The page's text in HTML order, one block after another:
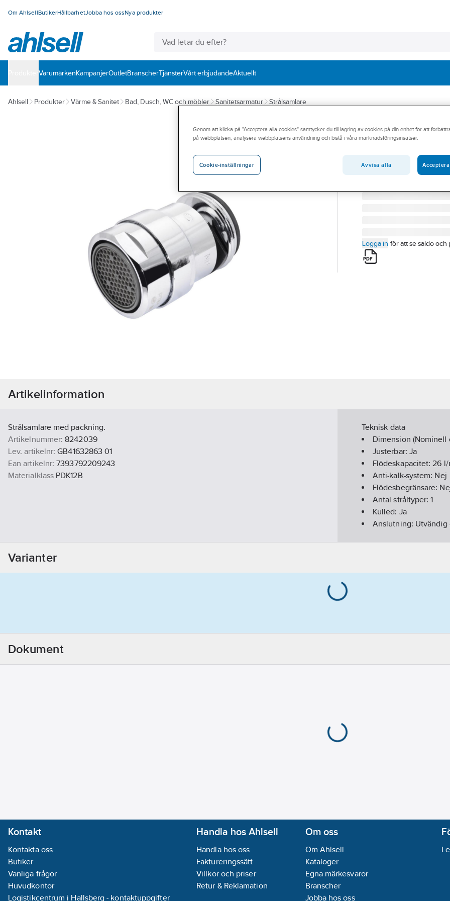
Om AhlsellButikerHållbarhetJobba hos ossNya produkter
VarumärkenKampanjerOutletBranscherTjänsterVårt erbjudandeAktuellt
Ahlsell Produkter Värme & Sanitet Bad, Dusch, WC och möbler Sanitetsarmatur Strålsamlare
GUSTAVSBERG
Strålsamlare.
VA 632863-01
Artikelnummer:
8242039
GB41632863
Logga in för att se saldo och
Artikelinformation
Strålsamlare med packning.
Artikelnummer: 8242039
Lev. artikelnr: GB41632863 01
Ean artikelnr: 7393792209243
Materialklass PDK12B
Teknisk data
Dimension (Nominell
Justerbar: Ja
Flödeskapacitet:26 l/
Anti-kalk-system: Nej
Flödesbegränsare:
Antal stråltyper:1
Kulled: Ja
Anslutning: Utvändig
Varianter
Dokument
Kontakt
Kontakta oss
Butiker
Vanliga frågor
Huvudkontor
Logistikcentrum i Hallsberg - kontaktuppgifter
Handla hos Ahlsell
Handla hos oss
Faktureringssätt
Villkor och priser
Retur & Reklamation
Om oss
Om Ahlsell
Kataloger
Egna märkesvaror
Branscher
Jobba hos oss
Genom att klicka på "Acceptera alla cookies" samtycker du till lagring av cookies på din enhet för att
på webbplatsen, analysera webbplatsens användning och bistå i våra marknadsföringsinsatser.
Cookie-inställningar Avvisa alla